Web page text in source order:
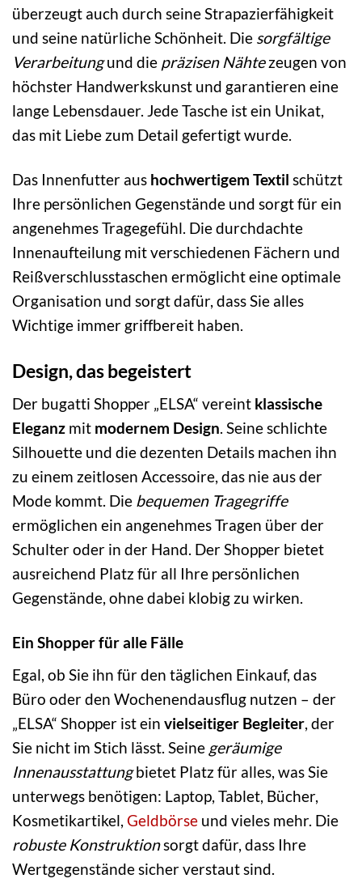
überzeugt auch durch seine Strapazierfähigkeit
und seine natürliche Schönheit. Die sorgfältige
Verarbeitungund die präzisen Nähtezeugen von
höchster Handwerkskunst und garantieren eine
lange Lebensdauer. Jede Tasche ist ein Unikat,
das mit Liebe zum Detail gefertigt wurde.
Das Innenfutter aus hochwertigem Textil schützt
Ihre persönlichen Gegenstände und sorgt für ein
angenehmes Tragegefühl. Die durchdachte
Innenaufteilung mit verschiedenen Fächern und
Reißverschlusstaschen ermöglicht eine optimale
Organisation und sorgt dafür, dass Sie alles
Wichtige immer griffbereit haben.
Design, das begeistert
Der bugatti Shopper „ELSA“ vereint klassische
Eleganz mit modernem Design. Seine schlichte
Silhouette und die dezenten Details machen ihn
zu einem zeitlosen Accessoire, das nie aus der
Mode kommt. Die bequemen Tragegriffe
ermöglichen ein angenehmes Tragen über der
Schulter oder in der Hand. Der Shopper bietet
ausreichend Platz für all Ihre persönlichen
Gegenstände, ohne dabei klobig zu wirken.
Ein Shopper für alle Fälle
Egal, ob Sie ihn für den täglichen Einkauf, das
Büro oder den Wochenendausflug nutzen – der
„ELSA“ Shopper ist ein vielseitiger Begleiter, der
Sie nicht im Stich lässt. Seine geräumige
Innenausstattungbietet Platz für alles, was Sie
unterwegs benötigen: Laptop, Tablet, Bücher,
Kosmetikartikel, Geldbörse und vieles mehr. Die
robuste Konstruktionsorgt dafür, dass Ihre
Wertgegenstände sicher verstaut sind.